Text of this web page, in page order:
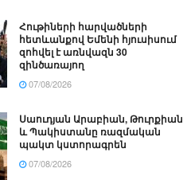
Հութիների հարվածների
հետևանքով Եմենի հյուսիսում
զոհվել է առնվազն 30
զինծառայող
07/08/2026
Սաուդյան Արաբիան, Թուրքիան
և Պակիստանը ռազմական
պակտ կստորագրեն
07/08/2026